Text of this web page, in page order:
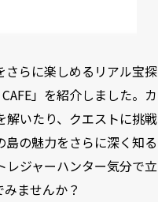
らに楽しめるリアル宝探
」を紹介しました。カ
解いたり、クエストに挑戦
島の魅力をさらに深く知る
レジャーハンター気分で立
ませんか？